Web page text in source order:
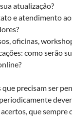
atualização?
e atendimento
oficinas,
como serão
precisam ser
que sempre